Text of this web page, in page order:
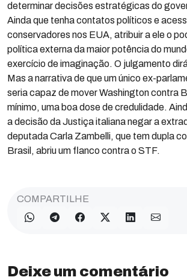
determinar decisões estratégicas do
Ainda que tenha contatos políticos e
conservadores nos EUA, atribuir a ele o
política externa da maior potência do
exercício de imaginação. O julgamento
Mas a narrativa de que um único ex-
seria capaz de mover Washington contra
mínimo, uma boa dose de credulidade.
a decisão da Justiça italiana negar a
deputada Carla Zambelli, que tem dupla
Brasil, abriu um flanco contra o STF.
COMPARTILHE
Deixe um comentário